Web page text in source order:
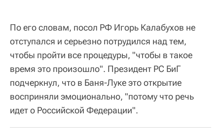
По его словам, посол РФ Игорь Калабухов не
отступался и серьезно потрудился над тем,
чтобы пройти все процедуры, "чтобы в такое
время это произошло". Президент РС БиГ
подчеркнул, что в Баня-Луке это открытие
восприняли эмоционально, "потому что речь
идет о Российской Федерации".